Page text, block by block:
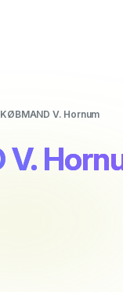
V. Hornum